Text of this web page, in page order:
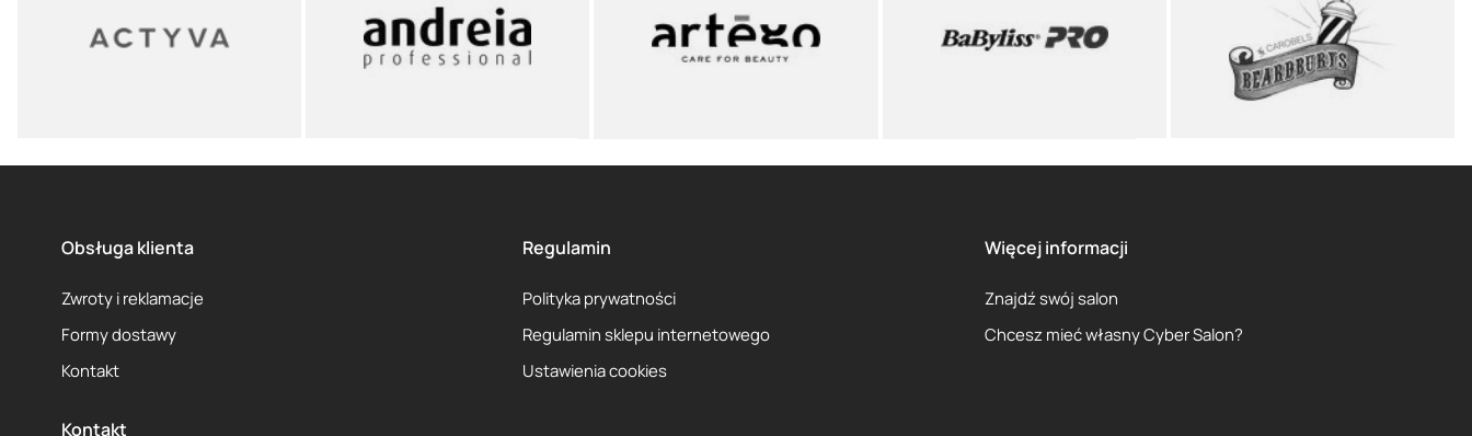
Obsługa klienta
Zwroty i reklamacje
Formy dostawy
Kontakt
Regulamin
Polityka prywatności
Regulamin sklepu internetowego
Ustawienia cookies
Więcej informacji
Znajdź swój salon
Chcesz mieć własny Cyber Salon?
Kontakt